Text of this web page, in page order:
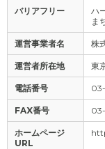
バリアフリー
ハ
ま
運営事業者名 株
運営者所在地 東
電話番号 03-
FAX番号
ホームページ
URL